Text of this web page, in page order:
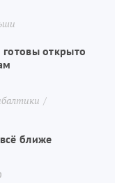
готовы открыто
ближе